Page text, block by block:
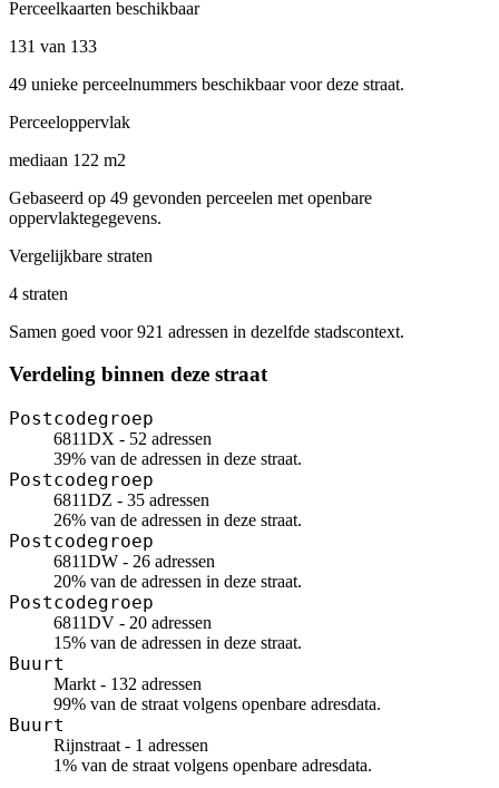
Perceelkaarten beschikbaar
131 van 133
49 unieke perceelnummers beschikbaar voor deze straat.
Perceeloppervlak
mediaan 122 m2
Gebaseerd op 49 gevonden perceelen met openbare
oppervlaktegegevens.
Vergelijkbare straten
4 straten
Samen goed voor 921 adressen in dezelfde stadscontext.
Verdeling binnen deze straat
Postcodegroep
6811DX - 52 adressen
39% van de adressen in deze straat.
Postcodegroep
6811DZ - 35 adressen
26% van de adressen in deze straat.
Postcodegroep
6811DW - 26 adressen
20% van de adressen in deze straat.
Postcodegroep
6811DV - 20 adressen
15% van de adressen in deze straat.
Buurt
Markt - 132 adressen
99% van de straat volgens openbare adresdata.
Buurt
Rijnstraat - 1 adressen
1% van de straat volgens openbare adresdata.